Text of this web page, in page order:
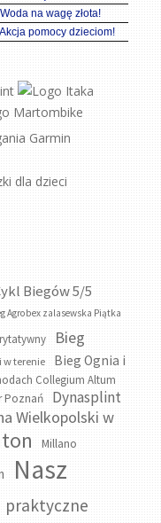
na wagę złota!
pomocy dzieciom!
Biegów 5/5
Agrobex zalasewska Piątka
Bieg
w terenie
Bieg Ognia i
Collegium Altum
Poznań Dynasplint
Wielkopolski w
Millano
Nasz
praktyczne